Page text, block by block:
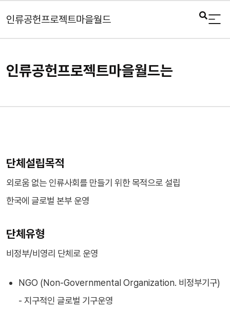
인류공헌프로젝트마을월드
인류공헌프로젝트마을월드는
단체설립목적
외로움 없는 인류사회를 만들기 위한 목적으로 설립
한국에 글로벌 본부 운영
단체유형
비정부/비영리 단체로 운영
NGO (Non-Governmental Organization. 비정부기구)
- 지구적인 글로벌 기구운영